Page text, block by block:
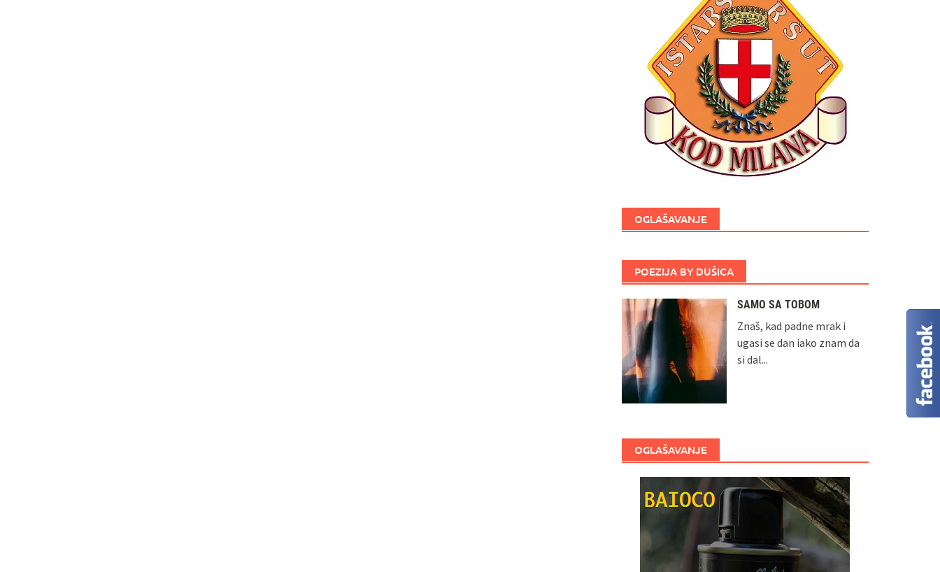
OGLAŠAVANJE
POEZIJA BY DUŠICA
SAMO SA TOBOM
Znaš, kad padne mrak i
ugasi se dan iako znam da
si dal...
OGLAŠAVANJE